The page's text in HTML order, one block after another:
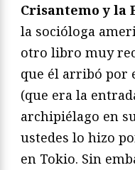
Crisantemo y la
la socióloga
otro libro muy
que él arribó por
(que era la
archipiélago en
ustedes lo hizo
en Tokio. Sin